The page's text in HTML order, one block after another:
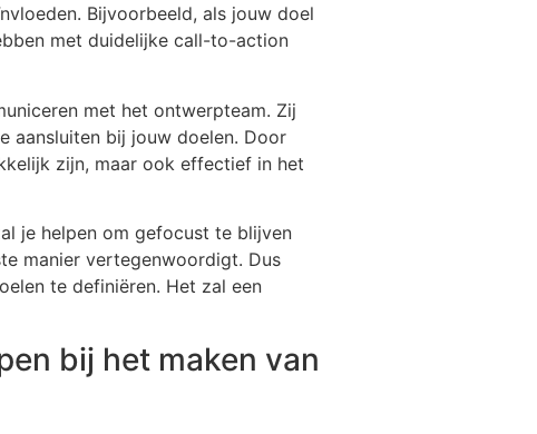
Bijvoorbeeld, als jouw doel
met duidelijke call-to-action
met het ontwerpteam. Zij
aansluiten bij jouw doelen. Door
zijn, maar ook effectief in het
je helpen om gefocust te blijven
manier vertegenwoordigt. Dus
te definiëren. Het zal een
bij het maken van